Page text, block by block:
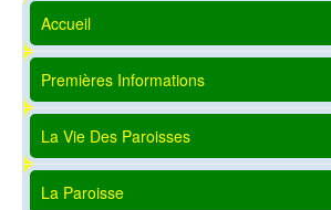
Accueil
Premières Informations
La Vie Des Paroisses
La Paroisse